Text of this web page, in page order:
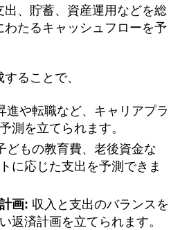
出、貯蓄、資産運用などを総
たるキャッシュフローを予
ることで、
進や転職など、キャリアプラ
測を立てられます。
どもの教育費、老後資金な
に応じた支出を予測できま
画: 収入と支出のバランスを
返済計画を立てられます。